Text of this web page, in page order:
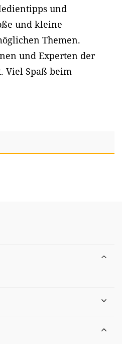
und
und kleine
Themen.
und Experten der
Viel Spaß beim